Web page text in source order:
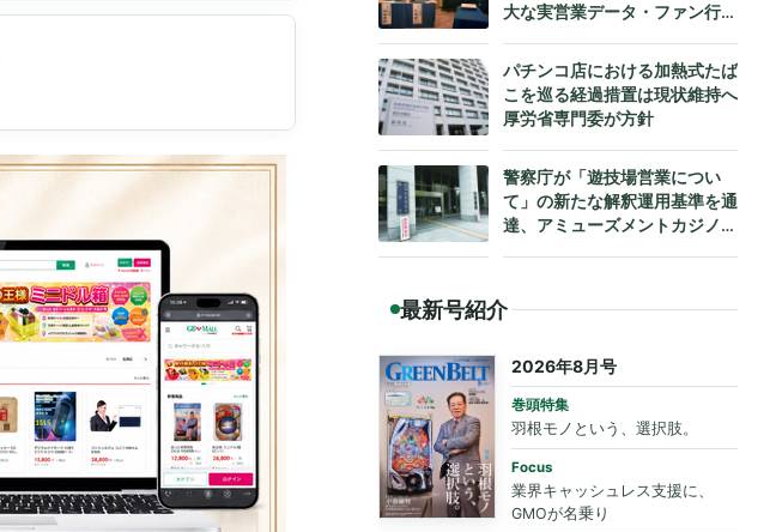
大な実営業データ・ファン行動
公式発表
パチンコ店における加熱式たば
こを巡る経過措置は現状維持へ
厚労省専門委が方針
警察庁が「遊技場営業につい
て」の新たな解釈運用基準を通
達、アミューズメントカジノへ
最新号紹介
2026年8月号
巻頭特集
羽根モノという、選択肢。
Focus
業界キャッシュレス支援に、
GMOが名乗り